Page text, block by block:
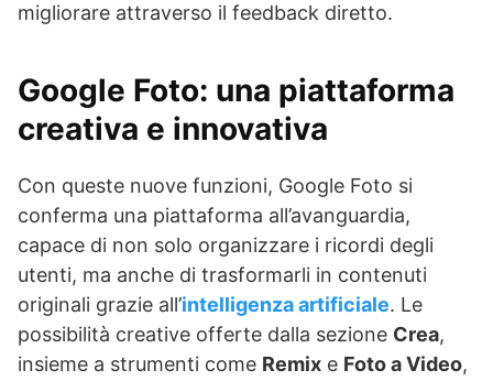
migliorare attraverso il feedback diretto.
Google Foto: una piattaforma
creativa e innovativa
Con queste nuove funzioni, Google Foto si
conferma una piattaforma all’avanguardia,
capace di non solo organizzare i ricordi degli
utenti, ma anche di trasformarli in contenuti
originali grazie all’intelligenza artificiale. Le
possibilità creative offerte dalla sezione Crea,
insieme a strumenti come Remix e Foto a Video,